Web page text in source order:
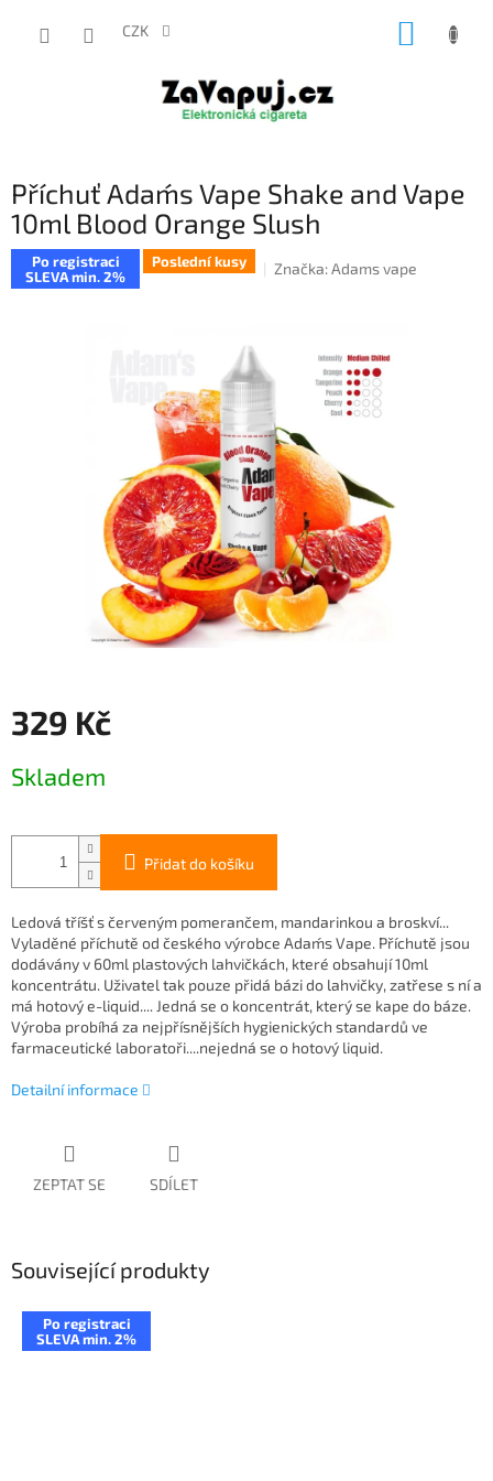
CZK
Příchuť Adam´s Vape Shake and Vape
10ml Blood Orange Slush
Po registraci
SLEVA min. 2%
Poslední kusy Značka:Adams vape
329 Kč
cena:
Skladem
Přidat do košíku
Ledová tříšť s červeným pomerančem, mandarinkou a broskví...
Vyladěné příchutě od českého výrobce Adam´s Vape. Příchutě jsou
dodávány v 60ml plastových lahvičkách, které obsahují 10ml
koncentrátu. Uživatel tak pouze přidá bázi do lahvičky, zatřese s ní a
má hotový e-liquid.... Jedná se o koncentrát, který se kape do báze.
Výroba probíhá za nejpřísnějších hygienických standardů ve
farmaceutické laboratoři....nejedná se o hotový liquid.
Detailní informace
ZEPTAT SE SDÍLET
Související produkty
Po registraci
SLEVA min. 2%